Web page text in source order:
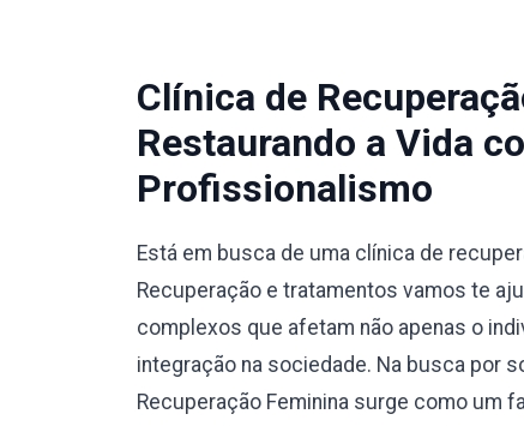
Clínica de
Restaurando a Vida
Profissionalismo
Está em busca de uma clínica de
Recuperação e tratamentos vamos te
complexos que afetam não apenas o
integração na sociedade. Na busca por
Recuperação Feminina surge como um